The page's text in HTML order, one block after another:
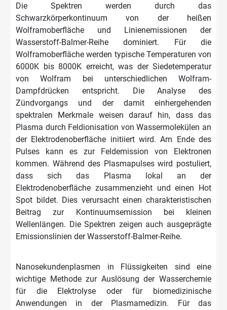
Die Spektren werden durch das
Schwarzkörperkontinuum von der heißen
Wolframoberfläche und Linienemissionen der
Wasserstoff-Balmer-Reihe dominiert. Für die
Wolframoberfläche werden typische Temperaturen von
6000K bis 8000K erreicht, was der Siedetemperatur
von Wolfram bei unterschiedlichen Wolfram-
Dampfdrücken entspricht. Die Analyse des
Zündvorgangs und der damit einhergehenden
spektralen Merkmale weisen darauf hin, dass das
Plasma durch Feldionisation von Wassermolekülen an
der Elektrodenoberfläche initiiert wird. Am Ende des
Pulses kann es zur Feldemission von Elektronen
kommen. Während des Plasmapulses wird postuliert,
dass sich das Plasma lokal an der
Elektrodenoberfläche zusammenzieht und einen Hot
Spot bildet. Dies verursacht einen charakteristischen
Beitrag zur Kontinuumsemission bei kleinen
Wellenlängen. Die Spektren zeigen auch ausgeprägte
Emissionslinien der Wasserstoff-Balmer-Reihe.
Nanosekundenplasmen in Flüssigkeiten sind eine
wichtige Methode zur Auslösung der Wasserchemie
für die Elektrolyse oder für biomedizinische
Anwendungen in der Plasmamedizin. Für das